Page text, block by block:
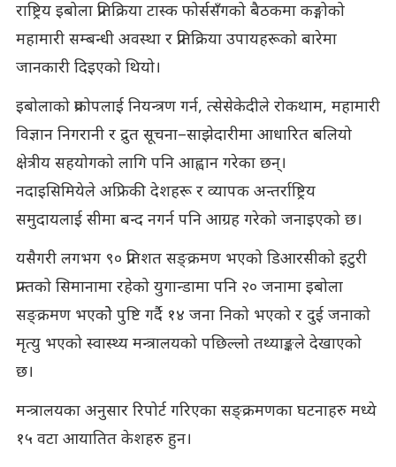
राष्ट्रिय इबोला प्रतिक्रिया टास्क फोर्ससँगको बैठकमा कङ्गोको
महामारी सम्बन्धी अवस्था र प्रतिक्रिया उपायहरूको बारेमा
जानकारी दिइएको थियो।
इबोलाको प्रकोपलाई नियन्त्रण गर्न, त्सेसेकेदीले रोकथाम, महामारी
विज्ञान निगरानी र द्रुत सूचना–साझेदारीमा आधारित बलियो
क्षेत्रीय सहयोगको लागि पनि आह्वान गरेका छन्।
नदाइसिमियेले अफ्रिकी देशहरू र व्यापक अन्तर्राष्ट्रिय
समुदायलाई सीमा बन्द नगर्न पनि आग्रह गरेको जनाइएको छ।
यसैगरी लगभग ९० प्रतिशत सङ्क्रमण भएको डिआरसीको इटुरी
प्रान्तको सिमानामा रहेको युगान्डामा पनि २० जनामा इबोला
सङ्क्रमण भएकोे पुष्टि गर्दै १४ जना निको भएको र दुई जनाको
मृत्यु भएको स्वास्थ्य मन्त्रालयको पछिल्लो तथ्याङ्कले देखाएको
छ।
मन्त्रालयका अनुसार रिपोर्ट गरिएका सङ्क्रमणका घटनाहरु मध्ये
१५ वटा आयातित केशहरु हुन।